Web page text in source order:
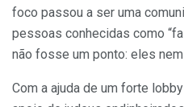
foco passou a ser uma
pessoas conhecidas como
não fosse um ponto: eles
Com a ajuda de um forte